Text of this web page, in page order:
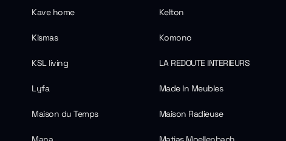
Kave home Kelton
Kismas Komono
KSL living LA REDOUTE INTERIEURS
Lyfa Made In Meubles
Maison du Temps Maison Radieuse